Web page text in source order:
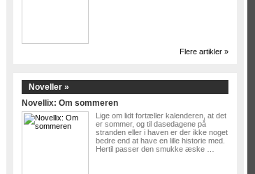
Flere artikler »
Noveller »
Novellix: Om sommeren
Lige om lidt fortæller kalenderen, at det
er sommer, og til dasedagene på
stranden eller i haven er der ikke noget
bedre end at have en lille historie med.
Hertil passer den smukke æske …